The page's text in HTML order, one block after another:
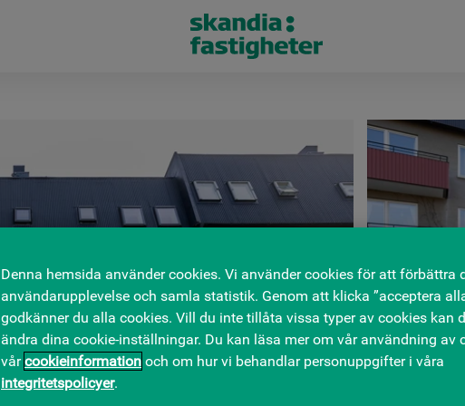
Denna hemsida använder cookies. Vi använder cookies för att förbättra
användarupplevelse och samla statistik. Genom att klicka ”acceptera
godkänner du alla cookies. Vill du inte tillåta vissa typer av cookies kan
ändra dina cookie-inställningar. Du kan läsa mer om vår användning av
vårcookieinformation och om hur vi behandlar personuppgifter i våra
integritetspolicyer.